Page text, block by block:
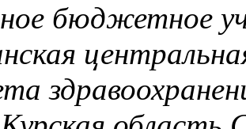
бюджетное